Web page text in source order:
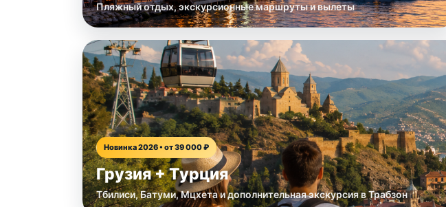
Пляжный отдых, экскурсионные маршруты и вылеты
Новинка 2026 • от 39 000 ₽
Грузия + Турция
Тбилиси, Батуми, Мцхета и дополнительная экскурсия в Трабзон